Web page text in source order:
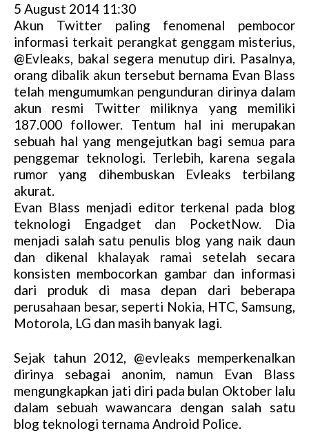
5 August 2014 11:30
Akun Twitter paling fenomenal pembocor
informasi terkait perangkat genggam misterius,
@Evleaks, bakal segera menutup diri. Pasalnya,
orang dibalik akun tersebut bernama Evan Blass
telah mengumumkan pengunduran dirinya dalam
akun resmi Twitter miliknya yang memiliki
187.000 follower. Tentum hal ini merupakan
sebuah hal yang mengejutkan bagi semua para
penggemar teknologi. Terlebih, karena segala
rumor yang dihembuskan Evleaks terbilang
akurat.
Evan Blass menjadi editor terkenal pada blog
teknologi Engadget dan PocketNow. Dia
menjadi salah satu penulis blog yang naik daun
dan dikenal khalayak ramai setelah secara
konsisten membocorkan gambar dan informasi
dari produk di masa depan dari beberapa
perusahaan besar, seperti Nokia, HTC, Samsung,
Motorola, LG dan masih banyak lagi.
Sejak tahun 2012, @evleaks memperkenalkan
dirinya sebagai anonim, namun Evan Blass
mengungkapkan jati diri pada bulan Oktober lalu
dalam sebuah wawancara dengan salah satu
blog teknologi ternama Android Police.